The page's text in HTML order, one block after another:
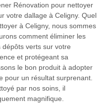
Rénovation pour nettoyer
votre dallage à Celigny. Quel
à Celigny, nous sommes
comment éliminer les
verts sur votre
et protégeant sa
le bon produit à adopter
un résultat surprenant.
par nos soins, il
magnifique.